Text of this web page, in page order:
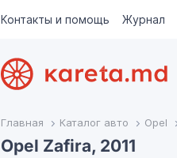
Контакты и помощь Журнал
Главная Каталог авто Opel
Opel Zafira, 2011